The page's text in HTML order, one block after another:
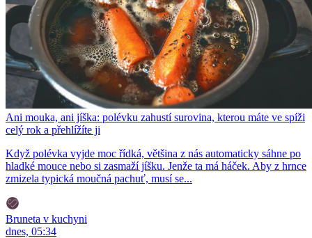
Ani mouka, ani jíška: polévku zahustí surovina, kterou máte ve spíži
celý rok a přehlížíte ji
Když polévka vyjde moc řídká, většina z nás automaticky sáhne po
hladké mouce nebo si zasmaží jíšku. Jenže ta má háček. Aby z hrnce
zmizela typická moučná pachuť, musí se...
Bruneta v kuchyni
dnes, 05:34